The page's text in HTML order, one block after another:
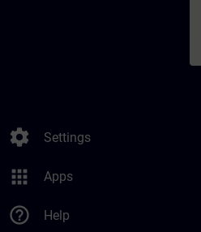
settings Settings
apps Apps
help_outline Help